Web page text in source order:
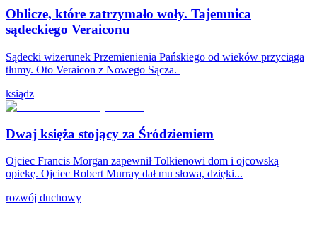
Oblicze, które zatrzymało woły. Tajemnica
sądeckiego Veraiconu
Sądecki wizerunek Przemienienia Pańskiego od wieków przyciąga
tłumy. Oto Veraicon z Nowego Sącza.
ksiądz
Dwaj księża stojący za Śródziemiem
Ojciec Francis Morgan zapewnił Tolkienowi dom i ojcowską
opiekę. Ojciec Robert Murray dał mu słowa, dzięki...
rozwój duchowy